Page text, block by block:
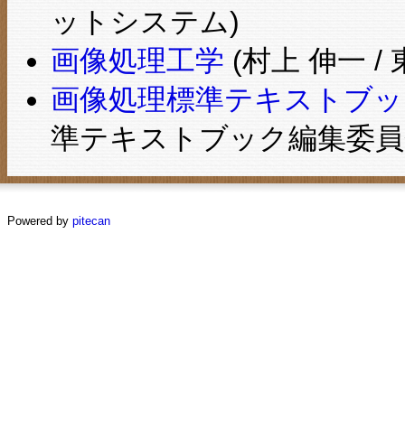
ットシステム)
画像処理工学 (村上 伸一 /
画像処理標準テキストブ
準テキストブック編集委
Powered by pitecan